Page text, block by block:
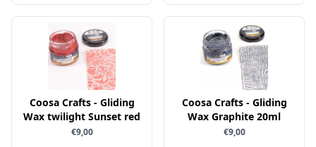
Stitch & Do
Studio Light
Te Gekke Krijtjes
The Paper Boutique
Tombow
Totally - Tiffany
Coosa Crafts - Gliding
Wax twilight Sunset red
€9,00
Coosa Crafts - Gliding
Wax Graphite 20ml
€9,00